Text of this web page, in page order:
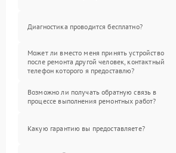
Диагностика проводится бесплатно?
Может ли вместо меня принять устройство
после ремонта другой человек, контактный
телефон которого я предоставлю?
Возможно ли получать обратную связь в
процессе выполнения ремонтных работ?
Какую гарантию вы предоставляете?